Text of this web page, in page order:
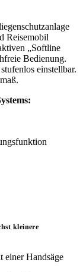
Reisemobil
„Softline
Bedienung.
einstellbar.
kleinere
einer Handsäge